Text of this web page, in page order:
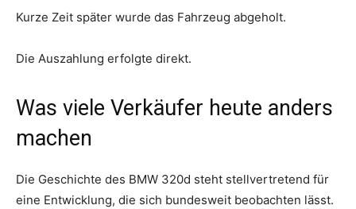
Kurze Zeit später wurde das Fahrzeug abgeholt.
Die Auszahlung erfolgte direkt.
Was viele Verkäufer heute anders
machen
Die Geschichte des BMW 320d steht stellvertretend für
eine Entwicklung, die sich bundesweit beobachten lässt.